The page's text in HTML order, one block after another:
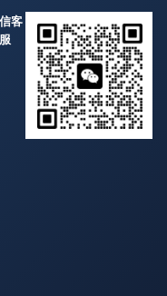
客
服